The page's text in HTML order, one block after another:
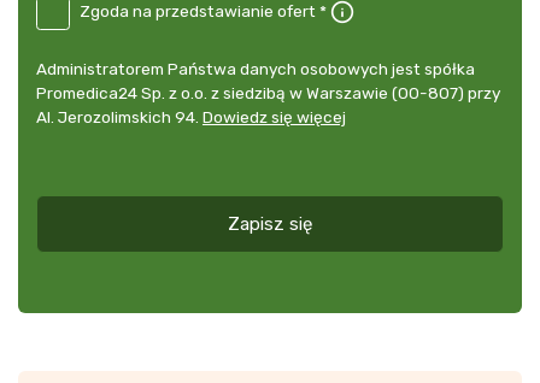
wycofania
dowolnym
momencie
udzielonej
DE
przedstawianie
Zgoda na przedstawianie ofert *
Administrator
danych
osobowych
Administratorem Państwa danych osobowych jest spółka
Promedica24 Sp. z o.o. z siedzibą w Warszawie (00-807) przy
Al. Jerozolimskich 94. Dowiedz się więcej
Zapisz się